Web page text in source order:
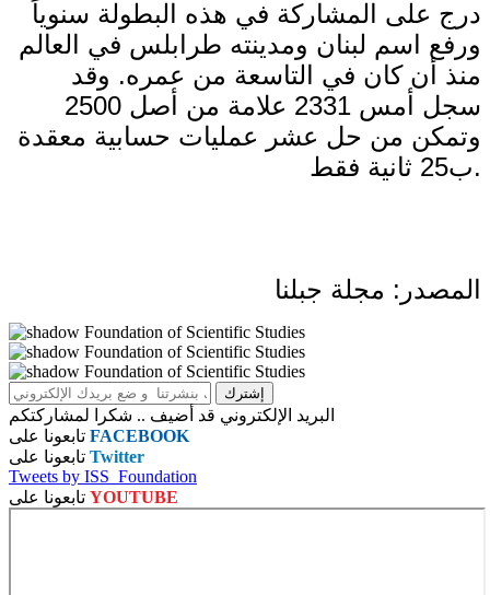
درج على المشاركة في هذه البطولة سنوياً
ورفع اسم لبنان ومدينته طرابلس في العالم
منذ أن كان في التاسعة من عمره. وقد
سجل أمس 2331 علامة من أصل 2500
وتمكن من حل عشر عمليات حسابية معقدة
ب25 ثانية فقط.
المصدر: مجلة جبلنا
البريد الإلكتروني قد أضيف .. شكرا لمشاركتكم
FACEBOOK
Twitter
Tweets by ISS_Foundation
YOUTUBE